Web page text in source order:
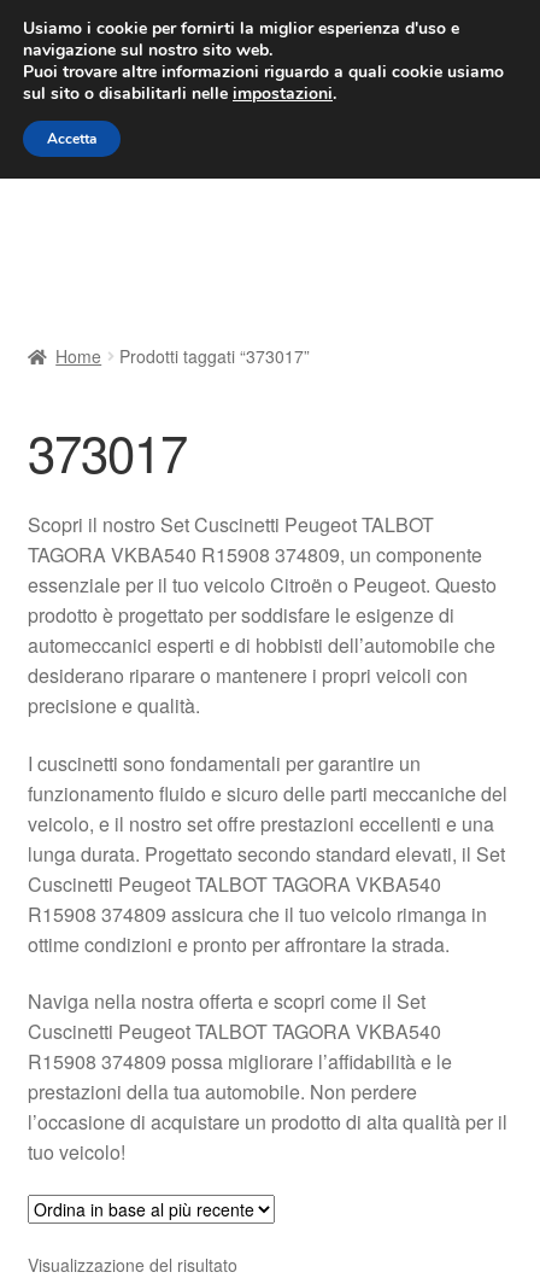
CONSEGNA da 7 EUR
Lun-Ven 9:00 - 16:00/800 580 290
Vai
alla
navigazione
Vai
al
contenuto
Contatto
Il mio account
Pagamenti
Politica sulla riservatezza
Procedura di Reclamo
Registratore di cassa
Rimostranza
Spedizione in tutto il mondo
Home Prodotti taggati “373017”
373017
Scopri il nostro Set Cuscinetti Peugeot TALBOT
TAGORA VKBA540 R15908 374809, un componente
essenziale per il tuo veicolo Citroën o Peugeot. Questo
prodotto è progettato per soddisfare le esigenze di
automeccanici esperti e di hobbisti dell’automobile che
desiderano riparare o mantenere i propri veicoli con
precisione e qualità.
I cuscinetti sono fondamentali per garantire un
funzionamento fluido e sicuro delle parti meccaniche del
veicolo, e il nostro set offre prestazioni eccellenti e una
lunga durata. Progettato secondo standard elevati, il Set
Cuscinetti Peugeot TALBOT TAGORA VKBA540
R15908 374809 assicura che il tuo veicolo rimanga in
ottime condizioni e pronto per affrontare la strada.
Naviga nella nostra offerta e scopri come il Set
Cuscinetti Peugeot TALBOT TAGORA VKBA540
R15908 374809 possa migliorare l’affidabilità e le
prestazioni della tua automobile. Non perdere
l’occasione di acquistare un prodotto di alta qualità per il
tuo veicolo!
Visualizzazione del risultato
Usiamo i cookie per fornirti la miglior esperienza d'uso e
navigazione sul nostro sito web.
Puoi trovare altre informazioni riguardo a quali cookie usiamo
sul sito o disabilitarli nelle impostazioni.
Accetta